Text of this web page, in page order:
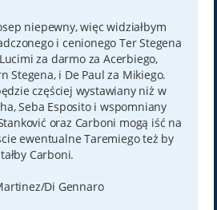
niepewny, więc widziałbym
i cenionego Ter Stegena
za darmo za Acerbiego,
Stegena, i De Paul za Mikiego.
częściej wystawiany niż w
Seba Esposito i wspomniany
oraz Carboni mogą iść na
ewentualne Taremiego też by
Carboni.
Di Gennaro